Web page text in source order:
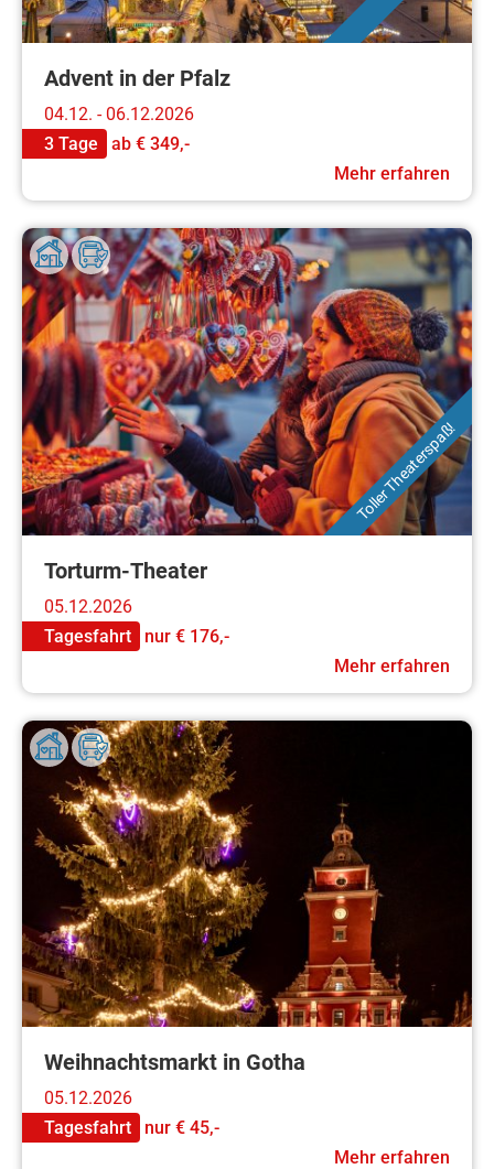
Advent in der Pfalz
04.12. - 06.12.2026
3 Tage
ab € 349,-
Mehr erfahren
Toller Theaterspaß!
Torturm-Theater
05.12.2026
Tagesfahrt
nur € 176,-
Mehr erfahren
Weihnachtsmarkt in Gotha
05.12.2026
Tagesfahrt
nur € 45,-
Mehr erfahren